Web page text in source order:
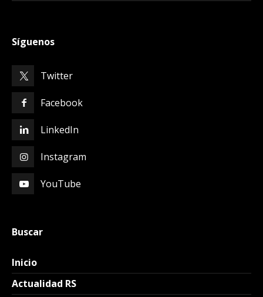
Síguenos
Twitter
Facebook
LinkedIn
Instagram
YouTube
Buscar
Inicio
Actualidad RS